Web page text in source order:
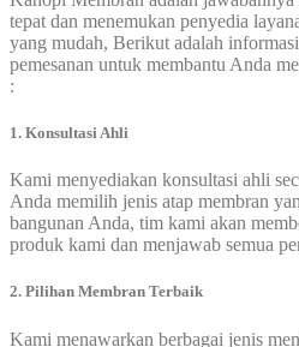
tepat dan menemukan penyedia
yang mudah, Berikut adalah
pemesanan untuk membantu Anda
:
1. Konsultasi Ahli
Kami menyediakan konsultasi ahli
Anda memilih jenis atap membran
bangunan Anda, tim kami akan
produk kami dan menjawab semua
2. Pilihan Membran Terbaik
Kami menawarkan berbagai jenis